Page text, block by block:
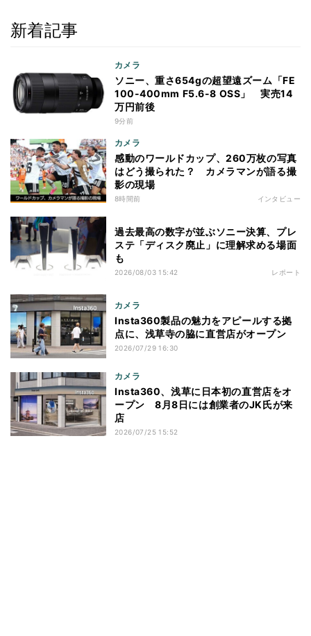
新着記事
カメラ
ソニー、重さ654gの超望遠ズーム「FE
100-400mm F5.6-8 OSS」 実売14
万円前後
9分前
カメラ
感動のワールドカップ、260万枚の写真
はどう撮られた？ カメラマンが語る撮
影の現場
8時間前 インタビュー
過去最高の数字が並ぶソニー決算、プレ
ステ「ディスク廃止」に理解求める場面
も
2026/08/03 15:42 レポート
カメラ
Insta360製品の魅力をアピールする拠
点に、浅草寺の脇に直営店がオープン
2026/07/29 16:30
カメラ
Insta360、浅草に日本初の直営店をオ
ープン 8月8日には創業者のJK氏が来
店
2026/07/25 15:52